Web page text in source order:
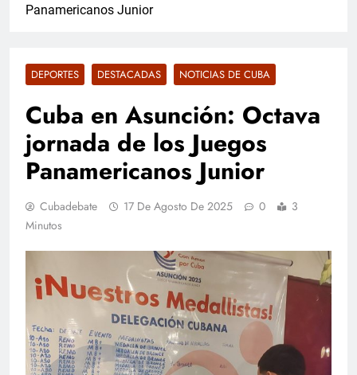
Panamericanos Junior
DEPORTES DESTACADAS NOTICIAS DE CUBA
Cuba en Asunción: Octava
jornada de los Juegos
Panamericanos Junior
Cubadebate 17 De Agosto De 2025 0
3
Minutos